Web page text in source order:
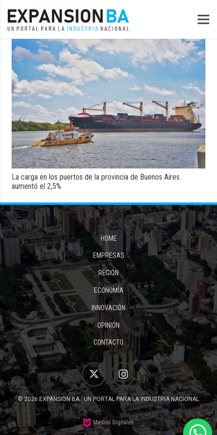
La carga en los puertos de la provincia de Buenos Aires
aumentó el 2,5%
HOME
EMPRESAS
REGIÓN
ECONOMÍA
INNOVACIÓN
OPINIÓN
CONTACTO
© 2026 EXPANSION BA . UN PORTAL PARA LA INDUSTRIA NACIONAL
Medios Digitales